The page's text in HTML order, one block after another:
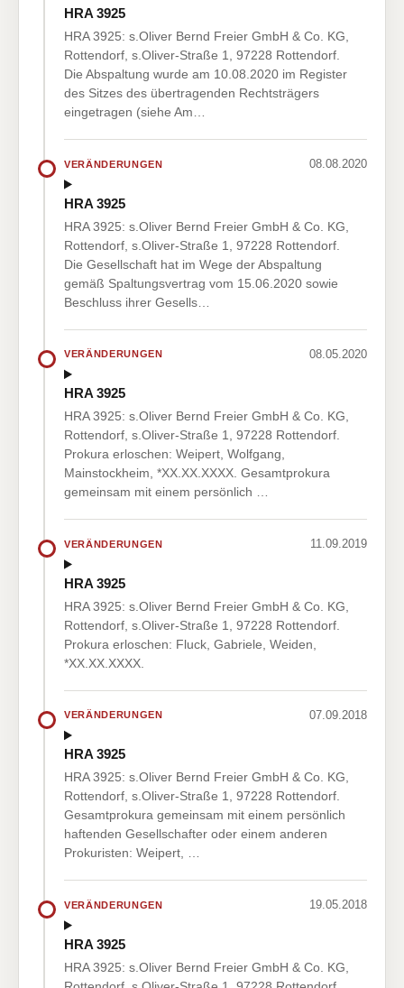
HRA 3925
HRA 3925: s.Oliver Bernd Freier GmbH & Co. KG,
Rottendorf, s.Oliver-Straße 1, 97228 Rottendorf.
Die Abspaltung wurde am 10.08.2020 im Register
des Sitzes des übertragenden Rechtsträgers
eingetragen (siehe Am…
VERÄNDERUNGEN 08.08.2020
HRA 3925
HRA 3925: s.Oliver Bernd Freier GmbH & Co. KG,
Rottendorf, s.Oliver-Straße 1, 97228 Rottendorf.
Die Gesellschaft hat im Wege der Abspaltung
gemäß Spaltungsvertrag vom 15.06.2020 sowie
Beschluss ihrer Gesells…
VERÄNDERUNGEN 08.05.2020
HRA 3925
HRA 3925: s.Oliver Bernd Freier GmbH & Co. KG,
Rottendorf, s.Oliver-Straße 1, 97228 Rottendorf.
Prokura erloschen: Weipert, Wolfgang,
Mainstockheim, *XX.XX.XXXX. Gesamtprokura
gemeinsam mit einem persönlich …
VERÄNDERUNGEN 11.09.2019
HRA 3925
HRA 3925: s.Oliver Bernd Freier GmbH & Co. KG,
Rottendorf, s.Oliver-Straße 1, 97228 Rottendorf.
Prokura erloschen: Fluck, Gabriele, Weiden,
*XX.XX.XXXX.
VERÄNDERUNGEN 07.09.2018
HRA 3925
HRA 3925: s.Oliver Bernd Freier GmbH & Co. KG,
Rottendorf, s.Oliver-Straße 1, 97228 Rottendorf.
Gesamtprokura gemeinsam mit einem persönlich
haftenden Gesellschafter oder einem anderen
Prokuristen: Weipert, …
VERÄNDERUNGEN 19.05.2018
HRA 3925
HRA 3925: s.Oliver Bernd Freier GmbH & Co. KG,